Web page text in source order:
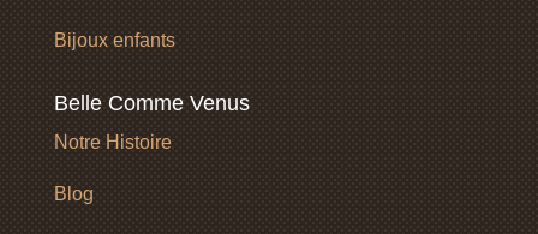
Bijoux enfants
Belle Comme Venus
Notre Histoire
Blog